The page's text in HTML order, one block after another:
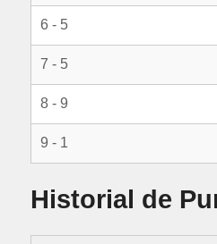
6 - 5
7 - 5
8 - 9
9 - 1
Historial de